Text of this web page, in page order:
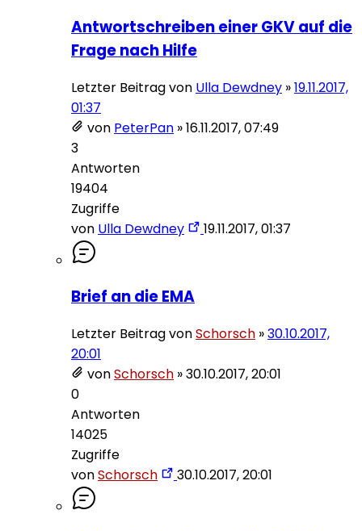
Antwortschreiben einer GKV auf die
Frage nach Hilfe
Letzter Beitrag von Ulla Dewdney »19.11.2017,
01:37
von PeterPan »16.11.2017, 07:49
3
Antworten
19404
Zugriffe
von Ulla Dewdney 19.11.2017, 01:37
Brief an die EMA
Letzter Beitrag vonSchorsch »30.10.2017,
20:01
vonSchorsch »30.10.2017, 20:01
0
Antworten
14025
Zugriffe
vonSchorsch 30.10.2017, 20:01